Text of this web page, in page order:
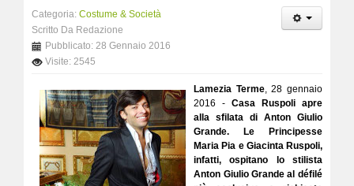
Categoria:Costume & Società
Scritto Da Redazione
Pubblicato: 28 Gennaio 2016
Visite: 2545
Lamezia Terme, 28 gennaio
2016 - Casa Ruspoli apre
alla sfilata di Anton Giulio
Grande. Le Principesse
Maria Pia e Giacinta Ruspoli,
infatti, ospitano lo stilista
Anton Giulio Grande al défilé